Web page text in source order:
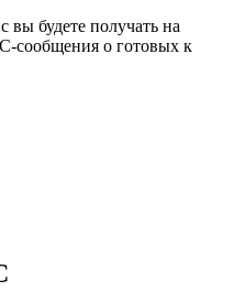
будете получать на
сообщения о готовых к